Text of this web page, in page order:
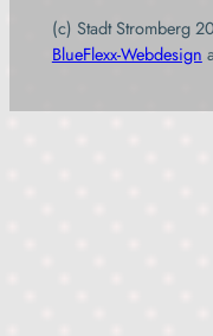
(c) Stadt Stromberg
BlueFlexx-Webdesign